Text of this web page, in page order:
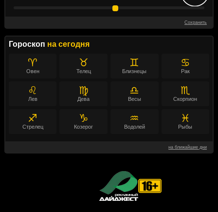
Сохранить
Гороскоп на сегодня
♈
Овен
♉
Телец
♊
Близнецы
♋
Рак
♌
Лев
♍
Дева
♎
Весы
♏
Скорпион
♐
Стрелец
♑
Козерог
♒
Водолей
♓
Рыбы
на ближайшие дни